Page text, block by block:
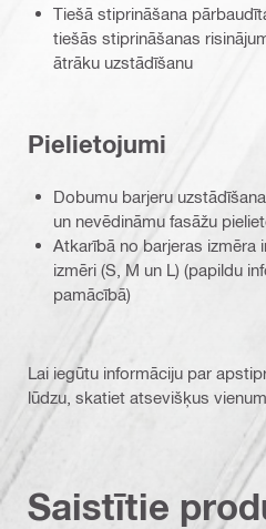
Tiešā stiprināšana
tiešās stiprināšanas
ātrāku uzstādīšanu
Pielietojumi
Dobumu barjeru
un nevēdināmu fasāžu
Atkarībā no barjeras izmēra
izmēri (S, M un L) (papildu
pamācībā)
Lai iegūtu informāciju par
lūdzu, skatiet atsevišķus
Saistītie